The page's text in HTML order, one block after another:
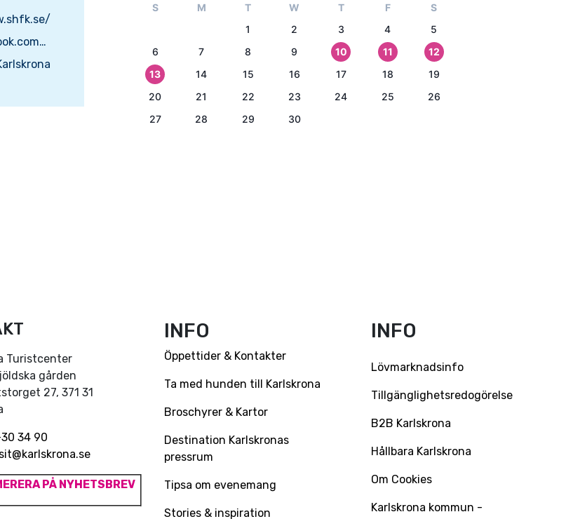
https://www.facebook.com/svenskahundfreestyleklubben
S M T W T F
S
1
2 3 4
5
6
7 8 9 10 11
12
13
14 15 16 17 18
19
20
21 22 23 24 25
26
27
28 29 30
Turistcenter
gården
27, 371 31
34 90
PÅ NYHETSBREV
INFO
Öppettider & Kontakter
Ta med hunden till Karlskrona
Broschyrer & Kartor
Destination Karlskronas
pressrum
Tipsa om evenemang
Stories & inspiration
INFO
Lövmarknadsinfo
Tillgänglighetsredogörelse
B2B Karlskrona
Hållbara Karlskrona
Om Cookies
Karlskrona kommun -